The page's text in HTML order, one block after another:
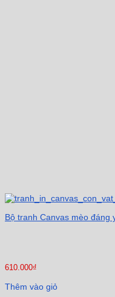
Bộ tranh Canvas mèo đáng
610.000₫
Thêm vào giỏ